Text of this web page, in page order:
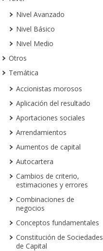
Nivel Avanzado
Nivel Básico
Nivel Medio
Otros
Temática
Accionistas morosos
Aplicación del resultado
Aportaciones sociales
Arrendamientos
Aumentos de capital
Autocartera
Cambios de criterio,
estimaciones y errores
Combinaciones de
negocios
Conceptos fundamentales
Constitución de Sociedades
de Capital